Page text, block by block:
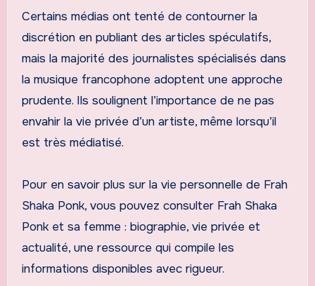
Certains médias ont tenté de contourner la
discrétion en publiant des articles spéculatifs,
mais la majorité des journalistes spécialisés dans
la musique francophone adoptent une approche
prudente. Ils soulignent l’importance de ne pas
envahir la vie privée d’un artiste, même lorsqu’il
est très médiatisé.
Pour en savoir plus sur la vie personnelle de Frah
Shaka Ponk, vous pouvez consulter Frah Shaka
Ponk et sa femme : biographie, vie privée et
actualité, une ressource qui compile les
informations disponibles avec rigueur.